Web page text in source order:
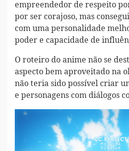
empreendedor de respeito
por ser corajoso, mas
com uma personalidade
poder e capacidade de
O roteiro do anime não se
aspecto bem aproveitado na
não teria sido possível criar
e personagens com diálogos